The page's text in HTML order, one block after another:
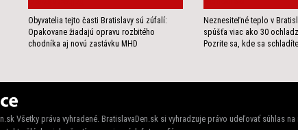
Obyvatelia tejto časti Bratislavy sú zúfalí:
Opakovane žiadajú opravu rozbitého
chodníka aj novú zastávku MHD
Neznesiteľné teplo v
spúšťa viac ako 30
Pozrite sa, kde sa
Všetky práva vyhradené. BratislavaDen.sk si vyhradzuje právo udeľovať súhlas